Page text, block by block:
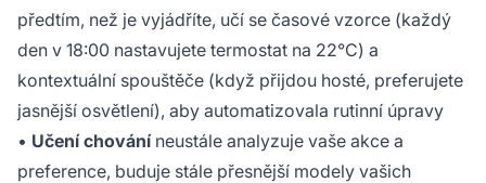
předtím, než je vyjádříte, učí se časové vzorce (každý
den v 18:00 nastavujete termostat na 22°C) a
kontextuální spouštěče (když přijdou hosté, preferujete
jasnější osvětlení), aby automatizovala rutinní úpravy
• Učení chováníneustále analyzuje vaše akce a
preference, buduje stále přesnější modely vašich